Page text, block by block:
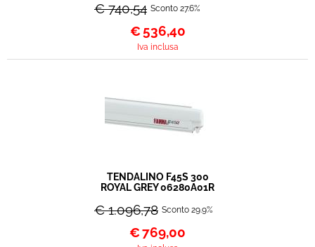
€ 740,54 Sconto 27.6%
€ 536,40
Iva inclusa
TENDALINO F45S 300
ROYAL GREY 06280A01R
€ 1.096,78 Sconto 29.9%
€769,00